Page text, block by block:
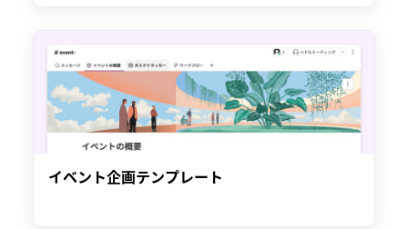
イベント企画テンプレート